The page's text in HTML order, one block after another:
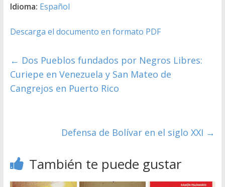
Idioma: Español
Descarga el documento en formato PDF
← Dos Pueblos fundados por Negros Libres:
Curiepe en Venezuela y San Mateo de
Cangrejos en Puerto Rico
Defensa de Bolívar en el siglo XXI →
También te puede gustar